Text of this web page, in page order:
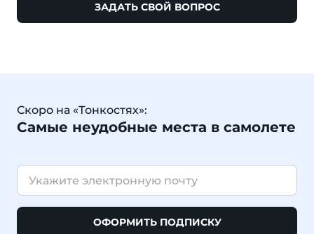
ЗАДАТЬ СВОЙ ВОПРОС
Скоро на «Тонкостях»:
Самые неудобные места в самолете
ОФОРМИТЬ ПОДПИСКУ